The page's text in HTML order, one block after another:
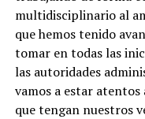
multidisciplinario al
que hemos tenido
tomar en todas las
las autoridades
vamos a estar atentos
que tengan nuestros